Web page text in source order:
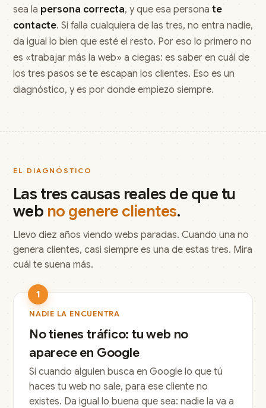
sea la persona correcta, y que esa persona te
contacte. Si falla cualquiera de las tres, no entra nadie,
da igual lo bien que esté el resto. Por eso lo primero no
es «trabajar más la web» a ciegas: es saber en cuál de
los tres pasos se te escapan los clientes. Eso es un
diagnóstico, y es por donde empiezo siempre.
EL DIAGNÓSTICO
Las tres causas reales de que tu
web no genere clientes.
Llevo diez años viendo webs paradas. Cuando una no
genera clientes, casi siempre es una de estas tres. Mira
cuál te suena más.
1
NADIE LA ENCUENTRA
No tienes tráfico: tu web no
aparece en Google
Si cuando alguien busca en Google lo que tú
haces tu web no sale, para ese cliente no
existes. Da igual lo buena que sea: nadie la va a